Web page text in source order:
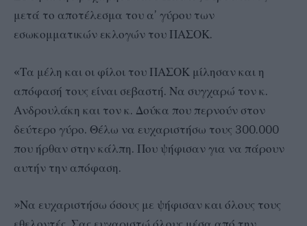
μετά το αποτέλεσμα του α’ γύρου των
εσωκομματικών εκλογών του ΠΑΣΟΚ.
«Τα μέλη και οι φίλοι του ΠΑΣΟΚ μίλησαν και η
απόφασή τους είναι σεβαστή. Να συγχαρώ τον κ.
Ανδρουλάκη και τον κ. Δούκα που περνούν στον
δεύτερο γύρο. Θέλω να ευχαριστήσω τους 300.000
που ήρθαν στην κάλπη. Που ψήφισαν για να πάρουν
αυτήν την απόφαση.
»Να ευχαριστήσω όσους με ψήφισαν και όλους τους